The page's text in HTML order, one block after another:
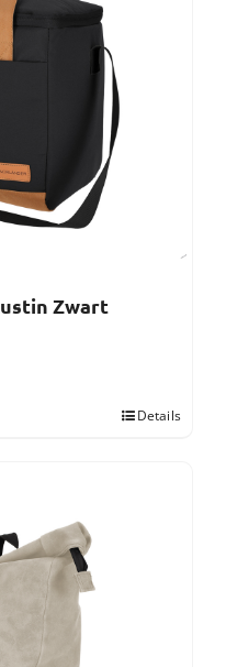
Zwart
Details